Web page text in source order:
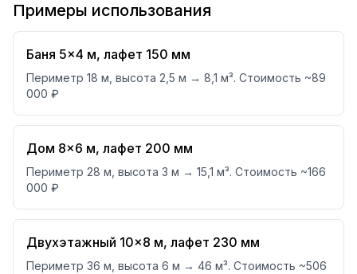
Примеры использования
Баня 5×4 м, лафет 150 мм
Периметр 18 м, высота 2,5 м → 8,1 м³. Стоимость ~89
000 ₽
Дом 8×6 м, лафет 200 мм
Периметр 28 м, высота 3 м → 15,1 м³. Стоимость ~166
000 ₽
Двухэтажный 10×8 м, лафет 230 мм
Периметр 36 м, высота 6 м → 46 м³. Стоимость ~506